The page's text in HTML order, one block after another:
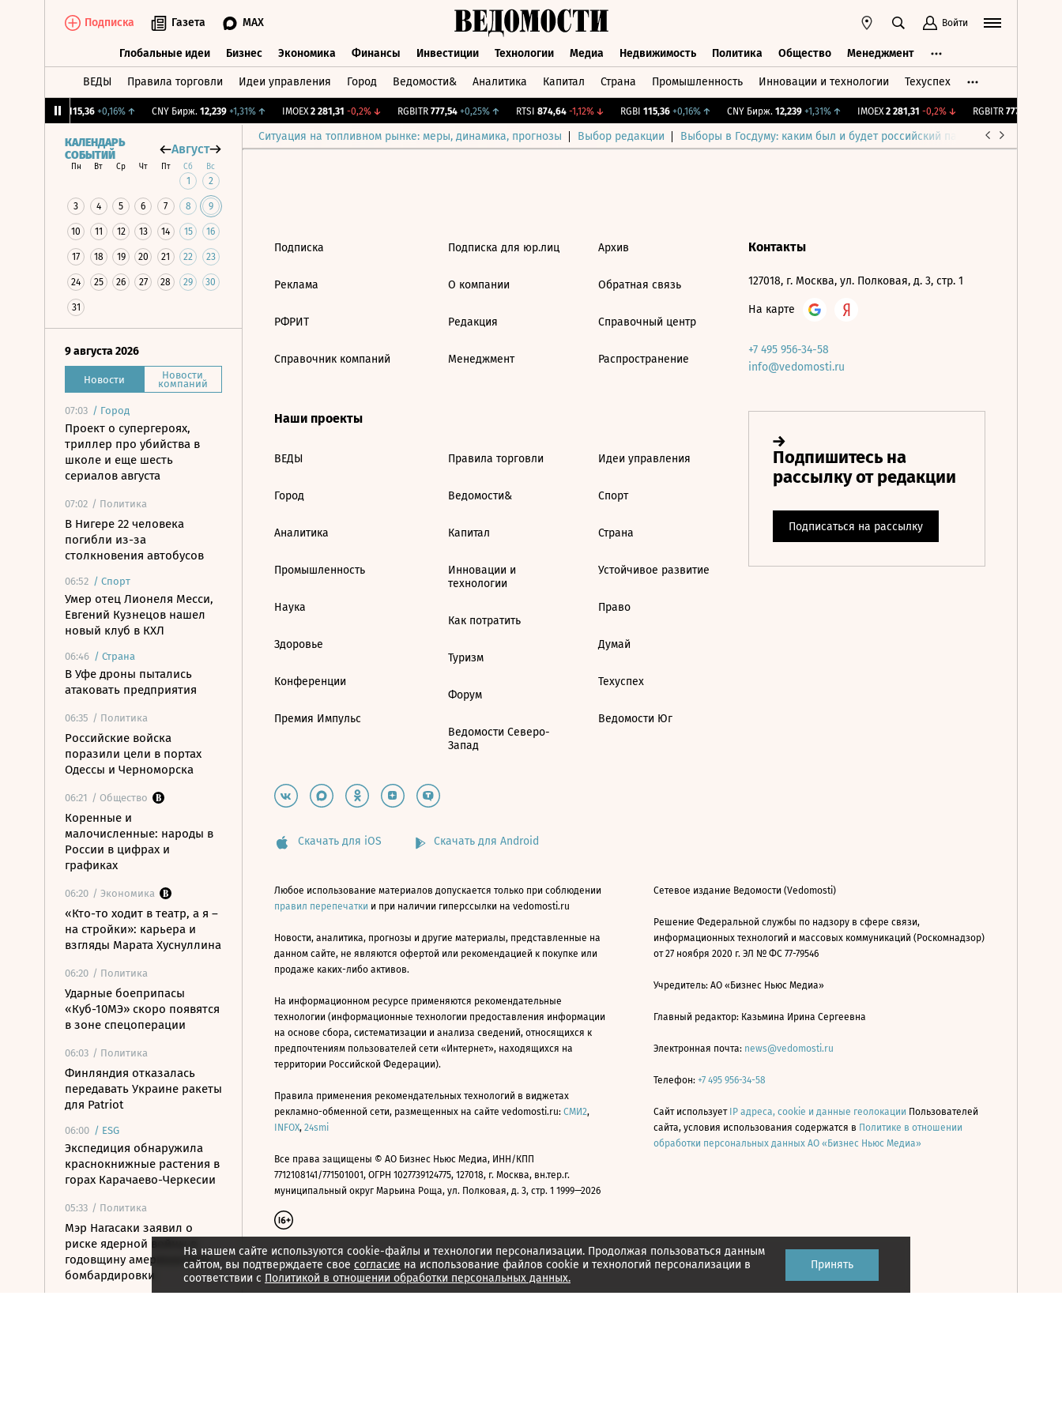
Подписка Газета MAX Войти
Глобальные идеи Бизнес Экономика Финансы Инвестиции Технологии Медиа Недвижимость Политика Общество Менеджмент
ВЕДЫ Правила торговли Идеи управления Город Ведомости& Аналитика Капитал Страна Промышленность Инновации и технологии Техуспех
115,36 +0,16%↑ CNY Бирж. 12,239 +1,31%↑ IMOEX 2 281,31 -0,2%↓ RGBITR 777,54 +0,25%↑ RTSI 874,64 -1,12%↓ RGBI 115,36 +0,16%↑ CNY Бирж. 12,239 +1,31%↑ IMOEX 2 281,31 -0,2%↓ RGBITR 777,54
Ситуация на топливном рынке: меры, динамика, прогнозы Выбор редакции Выборы в Госдуму: каким был и будет российский парламент
КАЛЕНДАРЬ
СОБЫТИЙ
Август
Пн Вт Ср Чт Пт Сб Вс
1 2
3 4 5 6 7 8 9
10 11 12 13 14 15 16
17 18 19 20 21 22 23
24 25 26 27 28 29 30
31
9 августа 2026
Новости Новости
компаний
07:03 / Город
Проект о супергероях,
триллер про убийства в
школе и еще шесть
сериалов августа
07:02 / Политика
В Нигере 22 человека
погибли из-за
столкновения автобусов
06:52 / Спорт
Умер отец Лионеля Месси,
Евгений Кузнецов нашел
новый клуб в КХЛ
06:46 / Страна
В Уфе дроны пытались
атаковать предприятия
06:35 / Политика
Российские войска
поразили цели в портах
Одессы и Черноморска
06:21 / Общество
Коренные и
малочисленные: народы в
России в цифрах и
графиках
06:20 / Экономика
«Кто-то ходит в театр, а я –
на стройки»: карьера и
взгляды Марата Хуснуллина
06:20 / Политика
Ударные боеприпасы
«Куб-10МЭ» скоро появятся
в зоне спецоперации
06:03 / Политика
Финляндия отказалась
передавать Украине ракеты
для Patriot
06:00 / ESG
Экспедиция обнаружила
краснокнижные растения в
горах Карачаево-Черкесии
05:33 / Политика
Мэр Нагасаки заявил о
риске ядерной войны в
годовщину американской
бомбардировки
На нашем сайте используются cookie-файлы и технологии персонализации. Продолжая пользоваться данным
сайтом, вы подтверждаете свое согласие на использование файлов cookie и технологий персонализации в
соответствии с Политикой в отношении обработки персональных данных.
Принять
Подписка
Реклама
РФРИТ
Справочник компаний
Подписка для юр.лиц
О компании
Редакция
Менеджмент
Архив
Обратная связь
Справочный центр
Распространение
Наши проекты
ВЕДЫ
Город
Аналитика
Промышленность
Наука
Здоровье
Конференции
Премия Импульс
Правила торговли
Ведомости&
Капитал
Инновации и
технологии
Как потратить
Туризм
Форум
Ведомости Северо-
Запад
Идеи управления
Спорт
Страна
Устойчивое развитие
Право
Думай
Техуспех
Ведомости Юг
Контакты
127018, г. Москва, ул. Полковая, д. 3, стр. 1
На карте
+7 495 956-34-58
info@vedomosti.ru
Скачать для iOS Скачать для Android
Любое использование материалов допускается только при соблюдении
правил перепечатки и при наличии гиперссылки на vedomosti.ru
Новости, аналитика, прогнозы и другие материалы, представленные на
данном сайте, не являются офертой или рекомендацией к покупке или
продаже каких-либо активов.
На информационном ресурсе применяются рекомендательные
технологии (информационные технологии предоставления информации
на основе сбора, систематизации и анализа сведений, относящихся к
предпочтениям пользователей сети «Интернет», находящихся на
территории Российской Федерации).
Правила применения рекомендательных технологий в виджетах
рекламно-обменной сети, размещенных на сайте vedomosti.ru: СМИ2,
INFOX, 24smi
Все права защищены © АО Бизнес Ньюс Медиа, ИНН/КПП
7712108141/771501001, ОГРН 1027739124775, 127018, г. Москва, вн.тер.г.
муниципальный округ Марьина Роща, ул. Полковая, д. 3, стр. 1 1999—2026
Сетевое издание Ведомости (Vedomosti)
Решение Федеральной службы по надзору в сфере связи,
информационных технологий и массовых коммуникаций (Роскомнадзор)
от 27 ноября 2020 г. ЭЛ № ФС 77-79546
Учредитель: АО «Бизнес Ньюс Медиа»
Главный редактор: Казьмина Ирина Сергеевна
Электронная почта: news@vedomosti.ru
Телефон: +7 495 956-34-58
Сайт использует IP адреса, cookie и данные геолокации Пользователей
сайта, условия использования содержатся в Политике в отношении
обработки персональных данных АО «Бизнес Ньюс Медиа»